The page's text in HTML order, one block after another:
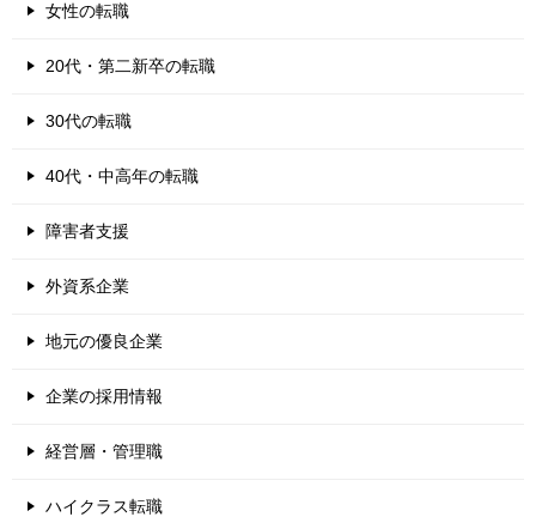
女性の転職
20代・第二新卒の転職
30代の転職
40代・中高年の転職
障害者支援
外資系企業
地元の優良企業
企業の採用情報
経営層・管理職
ハイクラス転職